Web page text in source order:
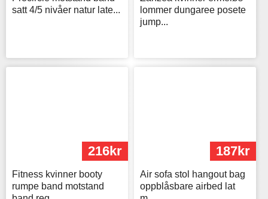
satt 4/5 nivåer natur late...
lommer dungaree posete
jump...
216kr
Fitness kvinner booty
rumpe band motstand
187kr
Air sofa stol hangout bag
oppblåsbare airbed lat